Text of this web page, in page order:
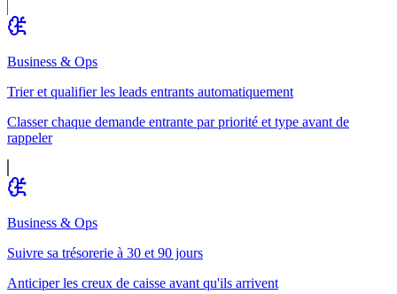
Business & Ops
Trier et qualifier les leads entrants automatiquement
Classer chaque demande entrante par priorité et type avant de
rappeler
Business & Ops
Suivre sa trésorerie à 30 et 90 jours
Anticiper les creux de caisse avant qu'ils arrivent